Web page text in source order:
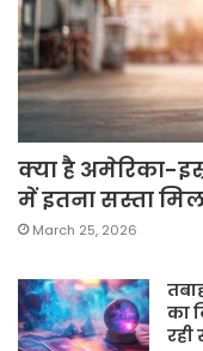
क्या है अमेरिका-
में इतना सस्ता
March 25, 2026
का
रही